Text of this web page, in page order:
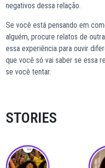
negativos dessa relação.
Se você está pensando em
alguém, procure relatos de
essa experiência para ouvir
que você só vai saber se essa
se você tentar.
STORIES